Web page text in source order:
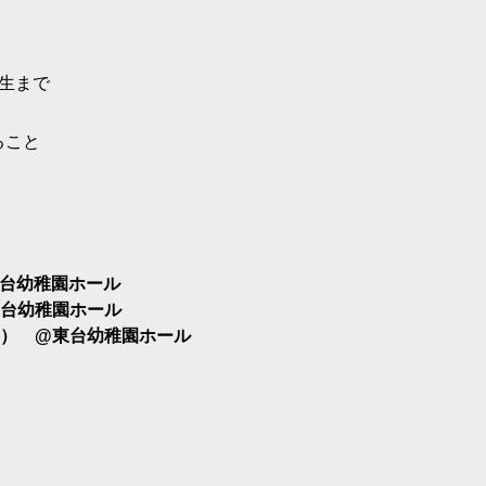
まで
と
稚園ホール
幼稚園ホール
@東台幼稚園ホール